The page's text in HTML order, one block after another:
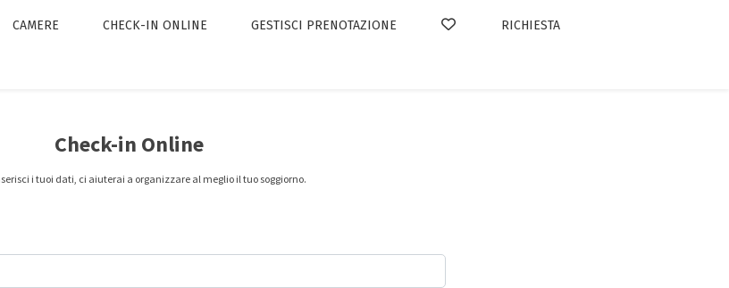
CAMERE CHECK-IN ONLINE GESTISCI PRENOTAZIONE RICHIESTA
Check-in Online
i tuoi dati, ci aiuterai a organizzare al meglio il tuo soggiorno.